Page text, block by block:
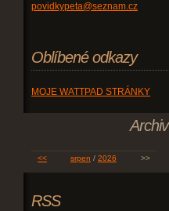
povidkypeta@seznam.cz
Oblíbené odkazy
MOJE WATTPAD STRÁNKY
Archiv
<< srpen / 2026 >>
RSS